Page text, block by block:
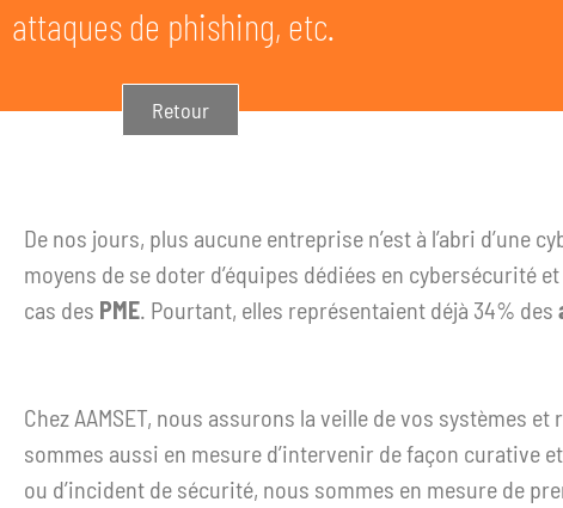
attaques de phishing, etc.
Retour
De nos jours, plus aucune entreprise n’est à l’abri d’une
moyens de se doter d’équipes dédiées en cybersécurité
cas des PME . Pourtant, elles représentaient déjà 34% des
Chez AAMSET, nous assurons la veille de vos systèmes
sommes aussi en mesure d’intervenir de façon curative
ou d’incident de sécurité, nous sommes en mesure de